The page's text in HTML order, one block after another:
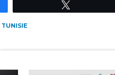
TUNISIE